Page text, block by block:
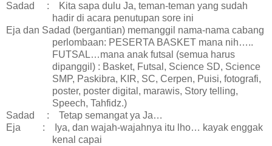
Sadad
:
Kita sapa dulu Ja, teman-teman yang sudah
hadir di acara penutupan sore ini
Eja dan Sadad (bergantian) memanggil nama-nama cabang
perlombaan: PESERTA BASKET mana nih…..
FUTSAL…mana anak futsal (semua harus
dipanggil) : Basket, Futsal, Science SD, Science
SMP, Paskibra, KIR, SC, Cerpen, Puisi, fotografi,
poster, poster digital, marawis, Story telling,
Speech, Tahfidz.)
Sadad
:
Tetap semangat ya Ja…
Eja
:
Iya, dan wajah-wajahnya itu lho… kayak enggak
kenal capai